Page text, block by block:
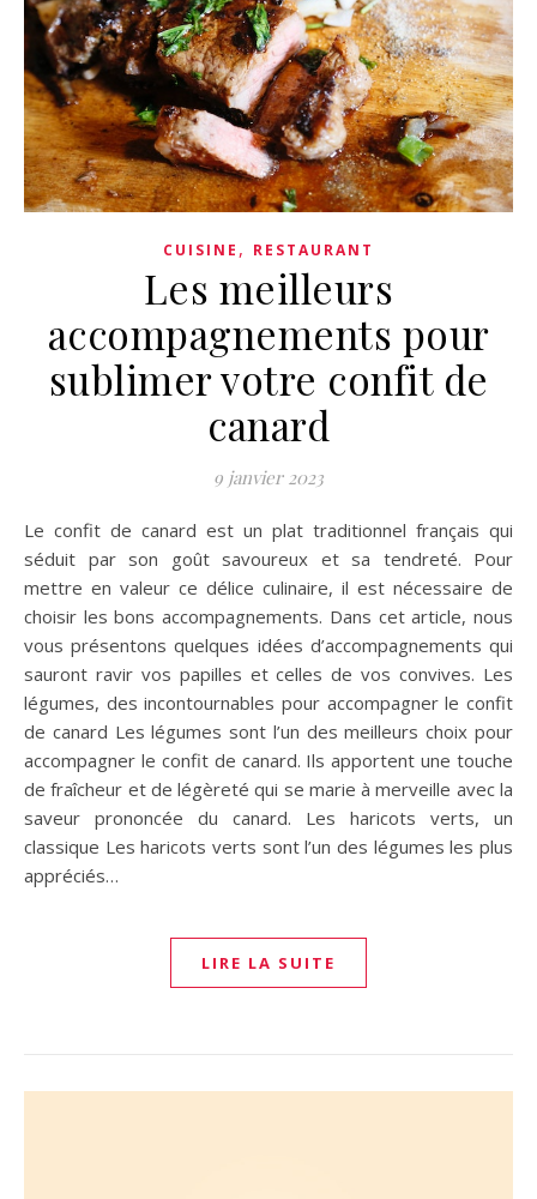
CUISINE , RESTAURANT
Les meilleurs
accompagnements pour
sublimer votre confit de
canard
9 janvier 2023
Le confit de canard est un plat traditionnel français qui
séduit par son goût savoureux et sa tendreté. Pour
mettre en valeur ce délice culinaire, il est nécessaire de
choisir les bons accompagnements. Dans cet article, nous
vous présentons quelques idées d’accompagnements qui
sauront ravir vos papilles et celles de vos convives. Les
légumes, des incontournables pour accompagner le confit
de canard Les légumes sont l’un des meilleurs choix pour
accompagner le confit de canard. Ils apportent une touche
de fraîcheur et de légèreté qui se marie à merveille avec la
saveur prononcée du canard. Les haricots verts, un
classique Les haricots verts sont l’un des légumes les plus
appréciés…
LIRE LA SUITE